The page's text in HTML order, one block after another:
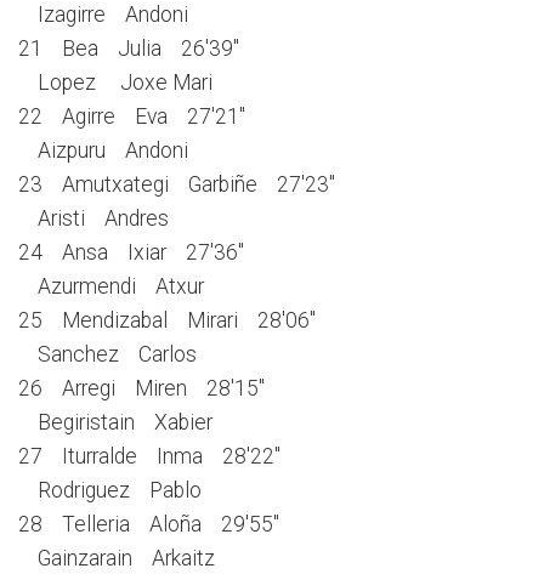
Izagirre Andoni
21 Bea Julia 26'39''
Lopez Joxe Mari
22 Agirre Eva 27'21''
Aizpuru Andoni
23 Amutxategi Garbiñe 27'23''
Aristi Andres
24 Ansa Ixiar 27'36''
Azurmendi Atxur
25 Mendizabal Mirari 28'06''
Sanchez Carlos
26 Arregi Miren 28'15''
Begiristain Xabier
27 Iturralde Inma 28'22''
Rodriguez Pablo
28 Telleria Aloña 29'55''
Gainzarain Arkaitz